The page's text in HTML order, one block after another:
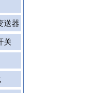
送器
关